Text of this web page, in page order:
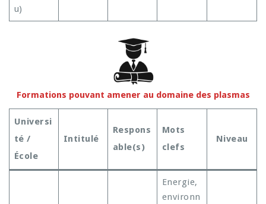
u)
Formations pouvant amener au domaine des plasmas
Universi
té /
École
Intitulé
Respons
able(s)
Mots
clefs
Niveau
Energie,
environn